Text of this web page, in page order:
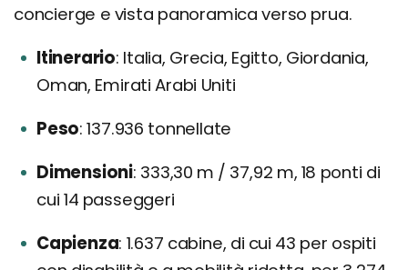
concierge e vista panoramica verso prua.
Itinerario Italia, Grecia, Egitto, Giordania,
Oman, Emirati Arabi Uniti
Peso 137.936 tonnellate
Dimensioni 333,30 m / 37,92 m, 18 ponti di
cui 14 passeggeri
Capienza 1.637 cabine, di cui 43 per ospiti